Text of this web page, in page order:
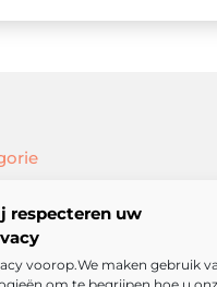
respecteren uw
voorop.We maken gebruik